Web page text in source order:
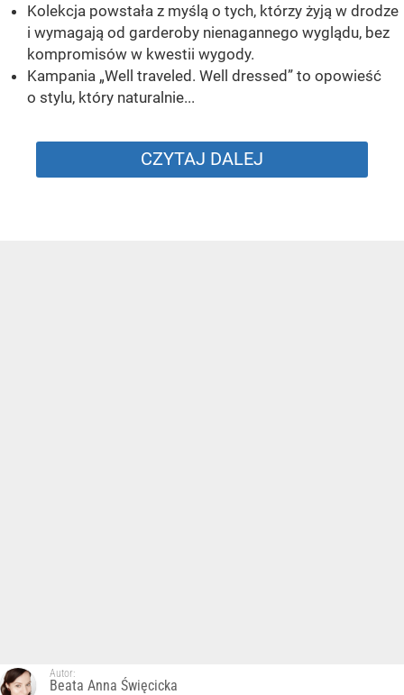
Kolekcja powstała z myślą o tych, którzy żyją w drodze
i wymagają od garderoby nienagannego wyglądu, bez
kompromisów w kwestii wygody.
Kampania „Well traveled. Well dressed” to opowieść
o stylu, który naturalnie...
CZYTAJ DALEJ
Autor:
Beata Anna Święcicka